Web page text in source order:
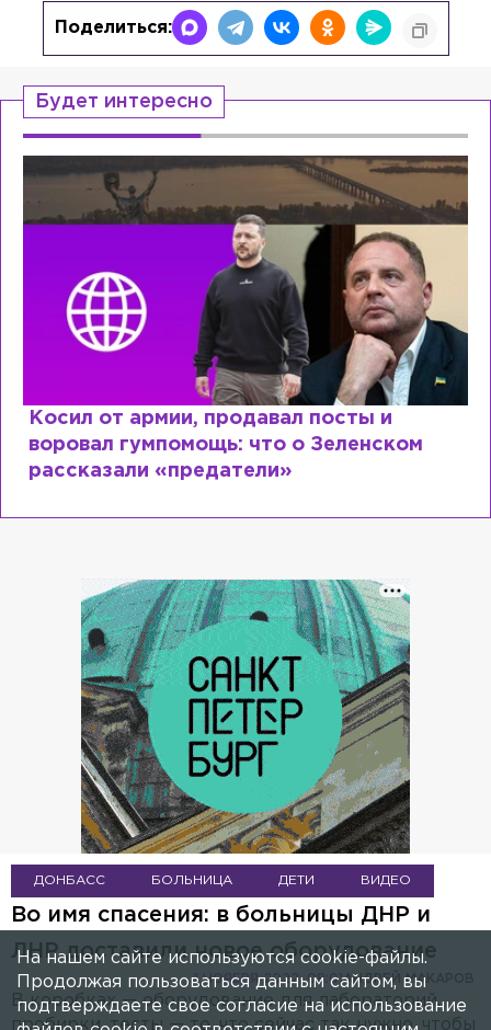
Поделиться:
Будет интересно
Косил от армии, продавал посты и
воровал гумпомощь: что о Зеленском
рассказали «предатели»
ДОНБАСС БОЛЬНИЦА ДЕТИ ВИДЕО
Во имя спасения: в больницы ДНР и
ЛНР доставили новое оборудование
АНДРЕЙ МАКАРОВ
1 НОЯБРЯ 2022, 08:01
В коробках — оборудование для лабораторий,
пробирки, тесты — то, что сейчас так нужно, чтобы
На нашем сайте используются cookie-файлы.
Продолжая пользоваться данным сайтом, вы
подтверждаете свое согласие на использование